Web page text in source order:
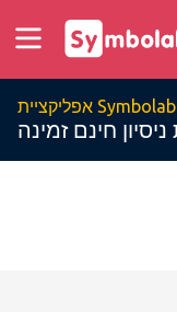
אפליקציית Symbolab